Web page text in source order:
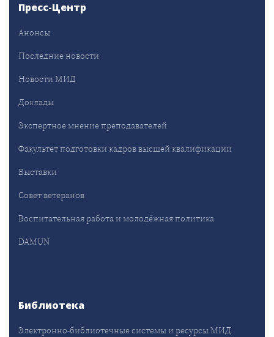
Пресс-Центр
Анонсы
Последние новости
Новости МИД
Доклады
Экспертное мнение преподавателей
Факультет подготовки кадров высшей квалификации
Выставки
Совет ветеранов
Воспитательная работа и молодёжная политика
DAMUN
Библиотека
Электронно-библиотечные системы и ресурсы МИД